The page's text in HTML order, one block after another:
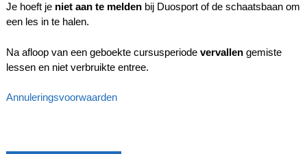
Je hoeft je niet aan te meldenbij Duosport of de schaatsbaan om
een les in te halen.
Na afloop van een geboekte cursusperiode vervallengemiste
lessen en niet verbruikte entree.
Annuleringsvoorwaarden